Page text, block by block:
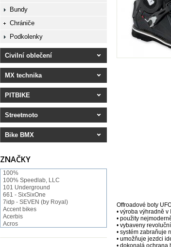
Offroadové boty
• výroba výhradně
• použity
• vybaveny
• systém zabraňuje
• umožňuje jezdci
• dokonalá ochrana
Bundy
Chrániče
Podkolenky
Civilní oblečení
MX technika
PITBIKE
Streetmoto
Bike BMX
ZNAČKY
100%
100% Speedlab, LLC
101 Underground
661 - SixSixOne
7idp - SEVEN (by Royal)
Accent bikes
Acerbis
Acros
Afton Shoes